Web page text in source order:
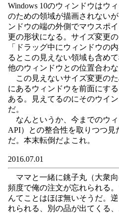
Windows 10のウィンドウはウ
のための領域が描画されない
ンドウの端の外側でマウスポ
更の形状になる。サイズ変更
「ドラッグ中にウィンドウの
るとこの見えない領域も含め
他のウィンドウとの位置合わ
この見えないサイズ変更の
にあるウィンドウを前面にす
ある。見えてるのにそのウイ
だ。
なんというか、今までのウ
API）との整合性を取りつつ
だ。本末転倒だよこれ。
2016.07.01
ママと一緒に銚子丸（大衆
頻度で俺の注文が忘れられる
んてことはほぼ無いそうだ。
れられる、別の品が出てくる